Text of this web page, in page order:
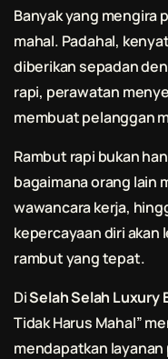
Banyak yang mengira
mahal. Padahal,
diberikan sepadan
rapi, perawatan
membuat pelanggan
Rambut rapi bukan
bagaimana orang lain
wawancara kerja,
kepercayaan diri
rambut yang tepat.
DiSelah Selah Luxury
Tidak Harus Mahal”
mendapatkan